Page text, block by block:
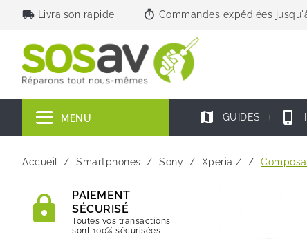
local_shipping Livraison rapide timer Commandes expédiées
MENU map GUIDES phone_iphone
Accueil Smartphones Sony Xperia Z
PAIEMENT
SÉCURISÉ
Toutes vos transactions
sont 100% sécurisées